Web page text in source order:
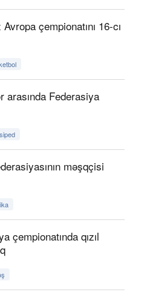
çempionatını 16-cı
arasında Federasiya
məşqçisi
çempionatında qızıl